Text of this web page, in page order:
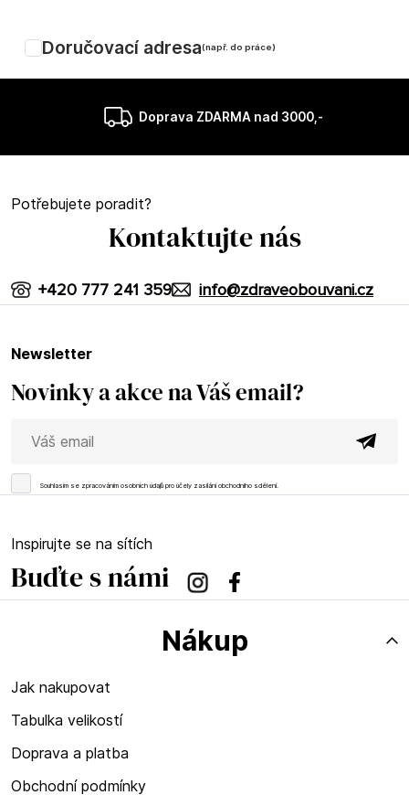
Doručovací adresa(např. do práce)
Doprava ZDARMA nad 3000,-
Potřebujete poradit?
Kontaktujte nás
info@zdraveobouvani.cz
+420 777 241 359
newsletter
Novinky a akce na Váš email?
Souhlasím se zpracováním osobních údajů pro účely zasílání obchodního sdělení.
Inspirujte se na sítích
Buďte s námi InstagramFacebook
Nákup
Jak nakupovat
Tabulka velikostí
Doprava a platba
Obchodní podmínky